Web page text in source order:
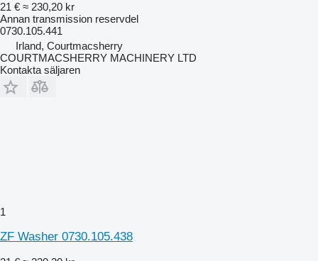
21 € ≈ 230,20 kr
Annan transmission reservdel
0730.105.441
Irland, Courtmacsherry
COURTMACSHERRY MACHINERY LTD
Kontakta säljaren
1
ZF Washer 0730.105.438